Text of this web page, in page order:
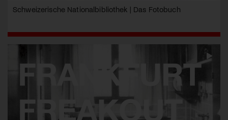
Schweizerische Nationalbibliothek | Das Fotobuch